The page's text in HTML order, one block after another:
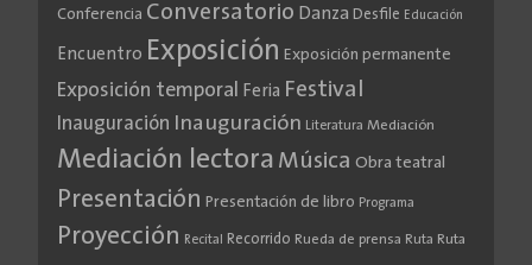
Conferencia Conversatorio Danza Desfile Educación
Encuentro Exposición Exposición permanente
Exposición temporal Feria Festival
Inauguración Inauguración Literatura Mediación
Mediación lectora Música Obra teatral
Presentación Presentación de libro Programa
Proyección Recital Recorrido Rueda de prensa Ruta Ruta